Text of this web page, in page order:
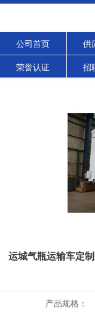
公司首页 供
荣誉认证 招
运城气瓶运输车定制
产品规格：